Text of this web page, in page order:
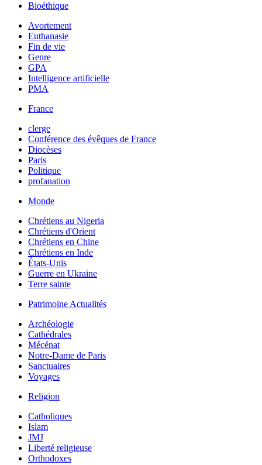
Bioéthique
Avortement
Euthanasie
Fin de vie
Genre
GPA
Intelligence artificielle
PMA
France
clerge
Conférence des évêques de France
Diocèses
Paris
Politique
profanation
Monde
Chrétiens au Nigeria
Chrétiens d'Orient
Chrétiens en Chine
Chrétiens en Inde
États-Unis
Guerre en Ukraine
Terre sainte
Patrimoine Actualités
Archéologie
Cathédrales
Mécénat
Notre-Dame de Paris
Sanctuaires
Voyages
Religion
Catholiques
Islam
JMJ
Liberté religieuse
Orthodoxes